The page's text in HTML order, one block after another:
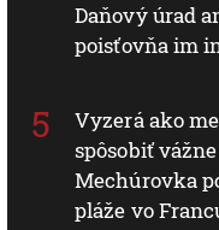
Daňový úrad
poisťovňa im
Vyzerá ako
spôsobiť
Mechúrovka
pláže vo